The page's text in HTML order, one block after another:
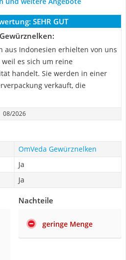
SEHR GUT
aus Indonesien erhielten von uns
es sich um reine
handelt. Sie werden in einer
verkauft, die
08/2026
OmVeda Gewürznelken
Ja
Ja
Nachteile
geringe Menge